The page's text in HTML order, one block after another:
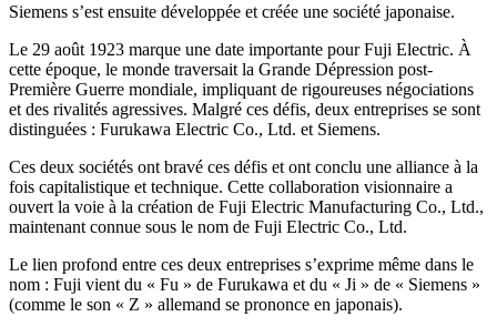
Siemens s’est ensuite développée et créée une société japonaise.
Le 29 août 1923 marque une date importante pour Fuji Electric. À
cette époque, le monde traversait la Grande Dépression post-
Première Guerre mondiale, impliquant de rigoureuses négociations
et des rivalités agressives. Malgré ces défis, deux entreprises se sont
distinguées : Furukawa Electric Co., Ltd. et Siemens.
Ces deux sociétés ont bravé ces défis et ont conclu une alliance à la
fois capitalistique et technique. Cette collaboration visionnaire a
ouvert la voie à la création de Fuji Electric Manufacturing Co., Ltd.,
maintenant connue sous le nom de Fuji Electric Co., Ltd.
Le lien profond entre ces deux entreprises s’exprime même dans le
nom : Fuji vient du « Fu » de Furukawa et du « Ji » de « Siemens »
(comme le son « Z » allemand se prononce en japonais).